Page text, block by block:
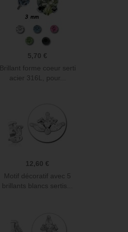
5,70 €
Brillant forme coeur serti
acier 316L, pour...
12,60 €
Motif décoratif avec 5
brillants blancs sertis...